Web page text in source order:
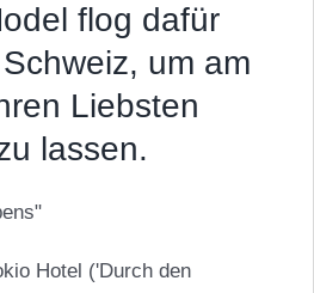
flog dafür
um am
Liebsten
lassen.
Hotel ('Durch den